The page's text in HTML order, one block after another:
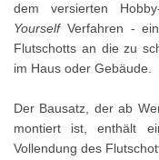
dem versierten
YourselfVerfahren -
Flutschotts an die zu
im Haus oder Gebäude.
Der Bausatz, der ab
montiert ist, enthält
Vollendung des